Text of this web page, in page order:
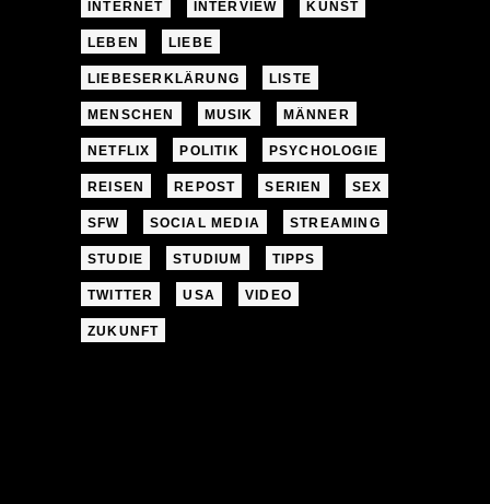
INTERNET INTERVIEW KUNST
LEBEN LIEBE
LIEBESERKLÄRUNG LISTE
MENSCHEN MUSIK MÄNNER
NETFLIX POLITIK PSYCHOLOGIE
REISEN REPOST SERIEN SEX
SFW SOCIAL MEDIA STREAMING
STUDIE STUDIUM TIPPS
TWITTER USA VIDEO
ZUKUNFT